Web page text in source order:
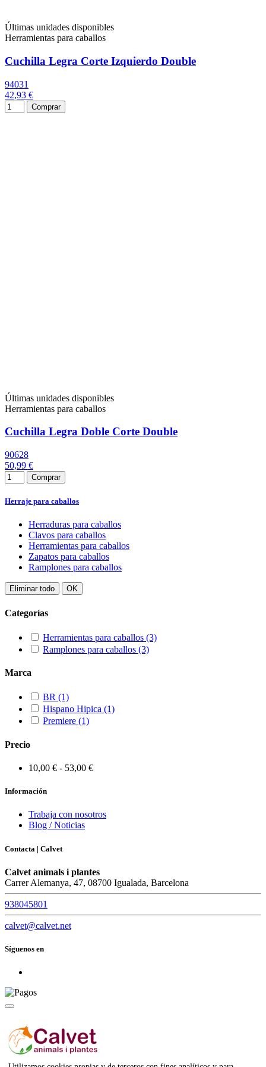
Últimas unidades disponibles
Herramientas para caballos
Cuchilla Legra Corte Izquierdo Double
94031
42,93 €
Comprar
Últimas unidades disponibles
Herramientas para caballos
Cuchilla Legra Doble Corte Double
90628
50,99 €
Comprar
Herraje para caballos
Herraduras para caballos
Clavos para caballos
Herramientas para caballos
Zapatos para caballos
Ramplones para caballos
Eliminar todo OK
Categorías
Herramientas para caballos (3)
Ramplones para caballos (3)
Marca
BR (1)
Hispano Hipica (1)
Premiere (1)
Precio
10,00 € - 53,00 €
Información
Trabaja con nosotros
Blog / Noticias
Contacta | Calvet
Calvet animals i plantes
Carrer Alemanya, 47, 08700 Igualada, Barcelona
938045801
calvet@calvet.net
Síguenos en
Política de Privacidad